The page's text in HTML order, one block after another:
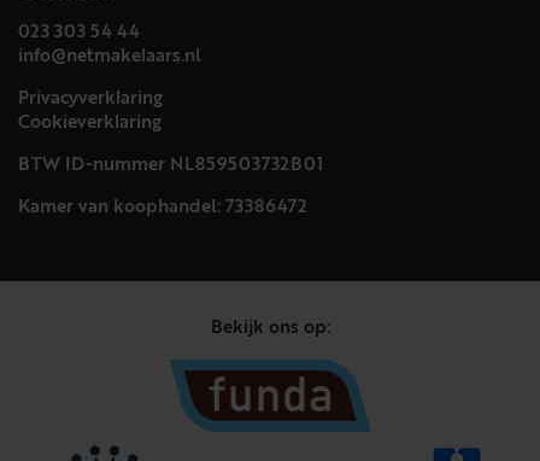
023 303 54 44
info@netmakelaars.nl
Privacyverklaring
Cookieverklaring
BTW ID-nummer NL859503732B01
Kamer van koophandel: 73386472
Bekijk ons op: